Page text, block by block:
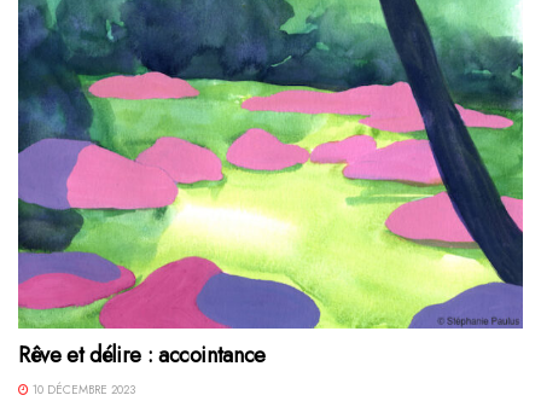
Rêve et délire : accointance
10 DÉCEMBRE 2023